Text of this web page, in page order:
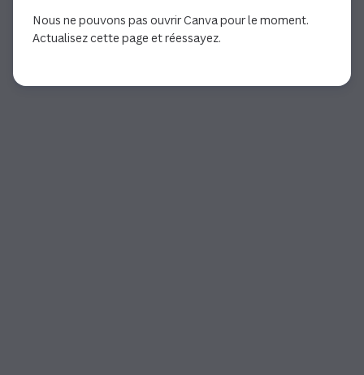
Nous ne pouvons pas ouvrir Canva pour le moment.
Actualisez cette page et réessayez.